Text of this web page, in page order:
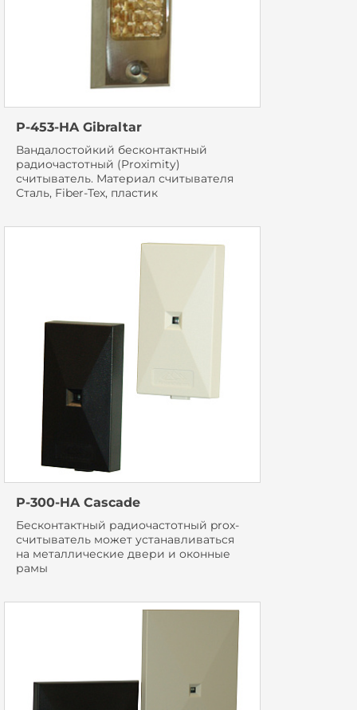
P-453-HA Gibraltar
Вандалостойкий бесконтактный
радиочастотный (Proximity)
считыватель. Материал считывателя
Сталь, Fiber-Tex, пластик
P-300-HA Cascade
Бесконтактный радиочастотный prox-
считыватель может устанавливаться
на металлические двери и оконные
рамы